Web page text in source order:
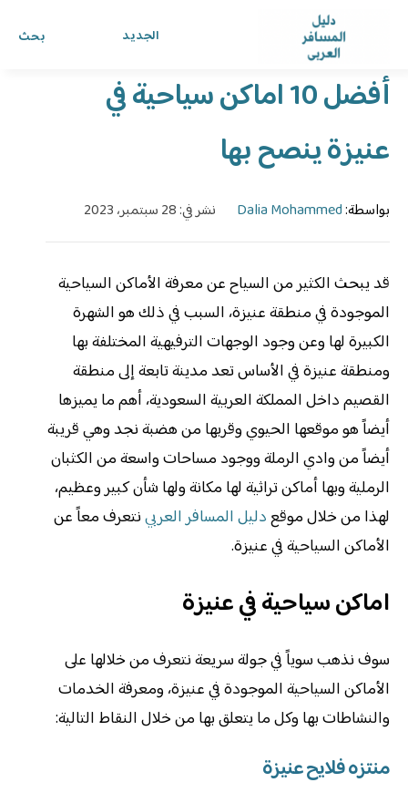
بحث الجديد
دليل المسافر العربي ›الدليل›
أفضل 10 اماكن سياحية في
عنيزة ينصح بها
بواسطة:Dalia Mohammed نشر في: 28 سبتمبر، 2023
قد يبحث الكثير من السياح عن معرفة الأماكن السياحية
الموجودة في منطقة عنيزة، السبب في ذلك هو الشهرة
الكبيرة لها وعن وجود الوجهات الترفيهية المختلفة بها
ومنطقة عنيزة في الأساس تعد مدينة تابعة إلى منطقة
القصيم داخل المملكة العربية السعودية، أهم ما يميزها
أيضاً هو موقعها الحيوي وقربها من هضبة نجد وهي قريبة
أيضاً من وادي الرملة ووجود مساحات واسعة من الكثبان
الرملية وبها أماكن تراثية لها مكانة ولها شأن كبير وعظيم،
لهذا من خلال موقعدليل المسافر العربينتعرف معاً عن
الأماكن السياحية في عنيزة.
اماكن سياحية في عنيزة
سوف نذهب سوياً في جولة سريعة نتعرف من خلالها على
الأماكن السياحية الموجودة في عنيزة، ومعرفة الخدمات
والنشاطات بها وكل ما يتعلق بها من خلال النقاط التالية:
منتزه فلايح عنيزة